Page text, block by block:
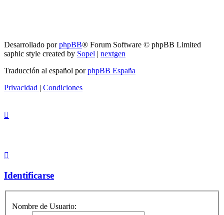
Desarrollado porphpBB® Forum Software © phpBB Limited
saphic style created by Sopel | nextgen
Traducción al español porphpBB España
Privacidad | Condiciones
Identificarse
Nombre de Usuario: